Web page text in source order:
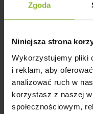
Zgoda
Niniejsza strona
Wykorzystujemy pliki
i reklam, aby
analizować ruch w
korzystasz z naszej
społecznościowym,
✔️ Domek
zakątku kraju.
fachowy montaż –